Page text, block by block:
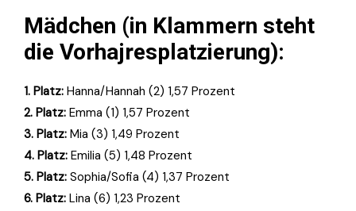
Mädchen (in Klammern steht
die Vorhajresplatzierung):
1. Platz: Hanna/Hannah (2) 1,57 Prozent
2. Platz: Emma (1) 1,57 Prozent
3. Platz: Mia (3) 1,49 Prozent
4. Platz: Emilia (5) 1,48 Prozent
5. Platz: Sophia/Sofia (4) 1,37 Prozent
6. Platz: Lina (6) 1,23 Prozent